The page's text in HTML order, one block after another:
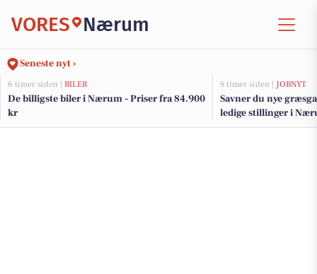
VORES Nærum
Seneste nyt ›
6 timer siden | BILER
De billigste biler i Nærum - Priser fra 84.900
kr
8 timer siden | JOBNYT
Savner du nye
ledige stillinger i